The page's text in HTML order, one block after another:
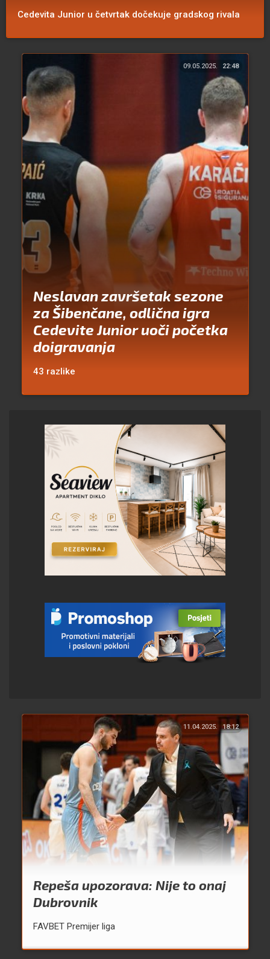
Cedevita Junior u četvrtak dočekuje gradskog rivala
09.05.2025. 22:48
Neslavan završetak sezone
za Šibenčane, odlična igra
Cedevite Junior uoči početka
doigravanja
43 razlike
11.04.2025. 18:12
Repeša upozorava: Nije to onaj
Dubrovnik
FAVBET Premijer liga